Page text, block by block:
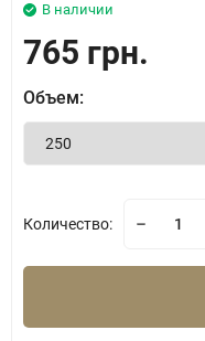
В наличии
765 грн.
Объем:
Количество: